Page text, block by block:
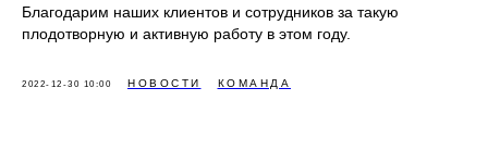
Благодарим наших клиентов и сотрудников за такую
плодотворную и активную работу в этом году.
2022-12-30 10:00 НОВОСТИ КОМАНДА